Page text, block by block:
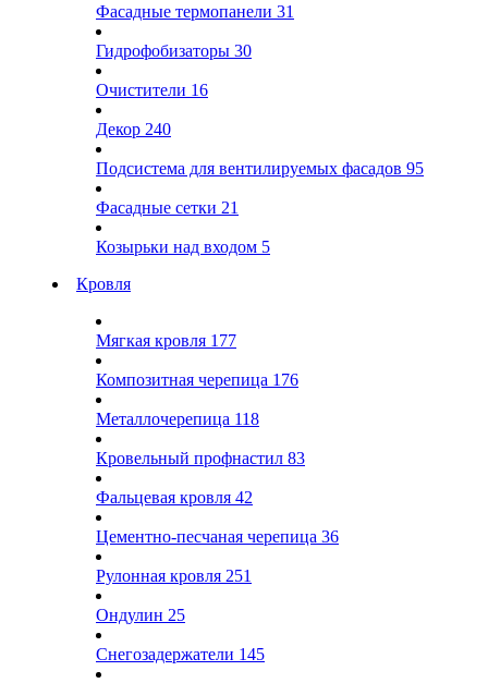
Фасадные термопанели 31
Гидрофобизаторы 30
Очистители 16
Декор 240
Подсистема для вентилируемых фасадов 95
Фасадные сетки 21
Козырьки над входом 5
Кровля
Мягкая кровля 177
Композитная черепица 176
Металлочерепица 118
Кровельный профнастил 83
Фальцевая кровля 42
Цементно-песчаная черепица 36
Рулонная кровля 251
Ондулин 25
Снегозадержатели 145